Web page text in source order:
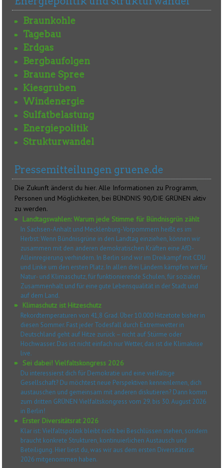
Braunkohle
Tagebau
Erdgas
Bergbaufolgen
Braune Spree
Kiesgruben
Windenergie
Sulfatbelastung
Energiepolitik
Strukturwandel
Pressemitteilungen gruene.de
Die Zukunft änderst du hier. Alle Informationen zu Programm,
Personen und Möglichkeiten, bei BÜNDNIS 90/DIE GRÜNEN aktiv
zu werden.
Landtagswahlen: Warum jede Stimme für Bündnisgrün zählt
In Sachsen-Anhalt und Mecklenburg-Vorpommern heißt es im
Herbst: Wenn Bündnisgrüne in den Landtag einziehen, können wir
zusammen mit den anderen demokratischen Kräften eine AfD-
Alleinregierung verhindern. In Berlin sind wir im Dreikampf mit CDU
und Linke um den ersten Platz. In allen drei Ländern kämpfen wir für
Natur- und Klimaschutz, für funktionierende Schulen, für sozialen
Zusammenhalt und für eine gute Lebensqualität in der Stadt und
auf dem Land.
Klimaschutz ist Hitzeschutz
Rekordtemperaturen von 41,8 Grad. Über 10.000 Hitzetote bisher in
diesen Sommer. Fast jeder Todesfall durch Extremwetter in
Deutschland geht auf Hitze zurück – nicht auf Stürme oder
Hochwasser. Das ist nicht einfach nur Wetter, das ist die Klimakrise
live.
Sei dabei! Vielfaltskongress 2026
Du interessierst dich für Demokratie und eine vielfältige
Gesellschaft? Du möchtest neue Perspektiven kennenlernen, dich
austauschen und gemeinsam mit anderen diskutieren? Dann komm
zum dritten GRÜNEN Vielfaltskongress vom 29. bis 30. August 2026
in Berlin!
Erster Diversitätsrat 2026
Klar ist: Vielfaltspolitik bleibt nicht bei Beschlüssen stehen, sondern
braucht konkrete Strukturen, kontinuierlichen Austausch und
Beteiligung. Hier liest du, was wir aus dem ersten Diversitätsrat
2026 mitgenommen haben.